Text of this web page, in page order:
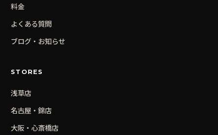
料金
よくある質問
ブログ・お知らせ
STORES
浅草店
名古屋・錦店
大阪・心斎橋店